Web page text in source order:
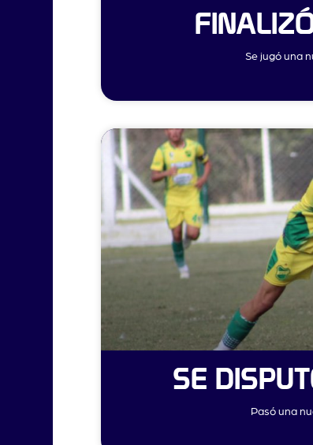
Se jugó una
SE
Pasó una